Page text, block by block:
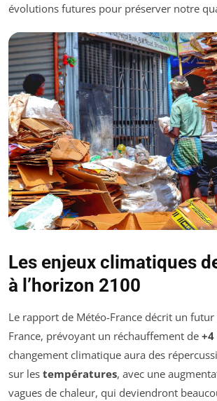
évolutions futures pour préserver notre
Les enjeux climatiques
à l’horizon 2100
Le rapport de Météo-France décrit un
France, prévoyant un réchauffement de +4
changement climatique aura des
sur les températures, avec une
vagues de chaleur, qui deviendront